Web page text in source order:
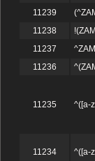
11239
11238
11237
11236
11235 ^([a-
11234 ^([a-